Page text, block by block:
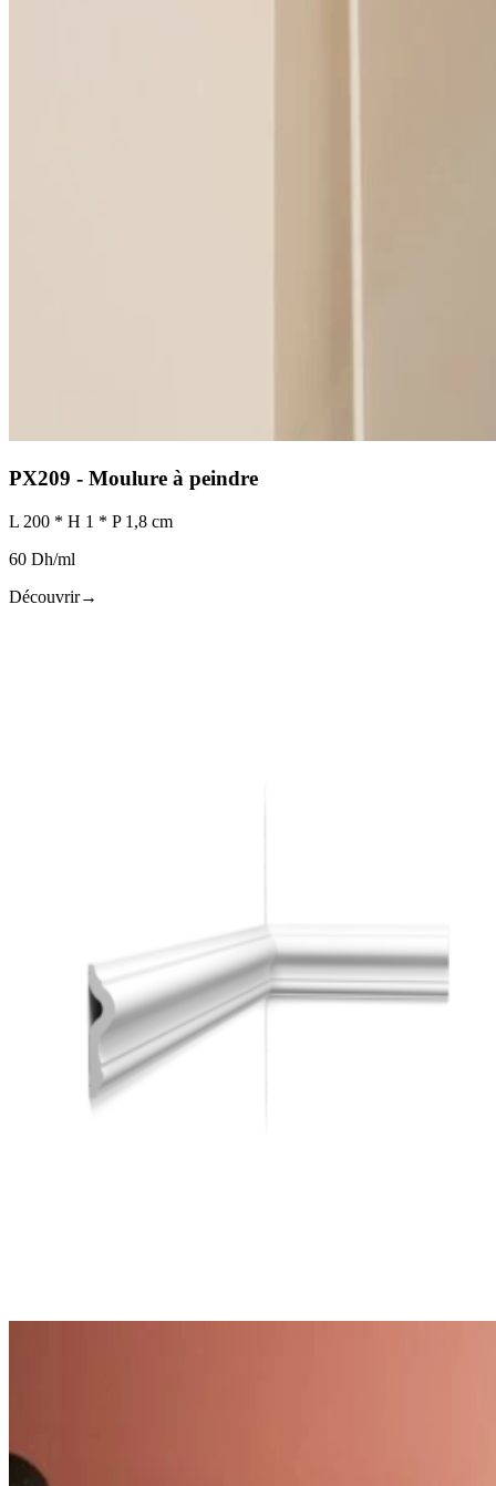
PX209 - Moulure à peindre
L 200 * H 1 * P 1,8 cm
60 Dh/ml
Découvrir→